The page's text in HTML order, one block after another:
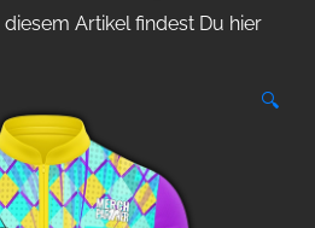
Artikel findest Du hier
🔍